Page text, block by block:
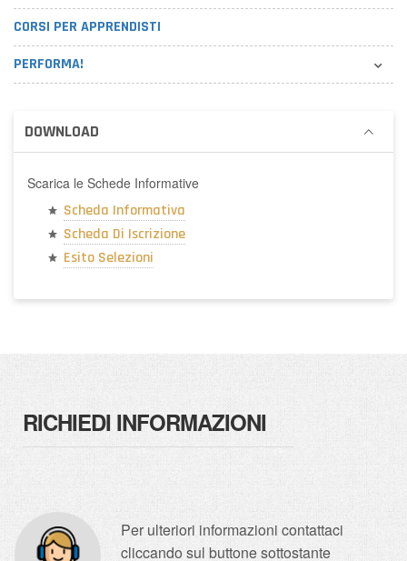
CORSI PER APPRENDISTI
PERFORMA!
DOWNLOAD
Scarica le Schede Informative
Scheda Informativa
Scheda Di Iscrizione
Esito Selezioni
RICHIEDI INFORMAZIONI
Per ulteriori informazioni contattaci
cliccando sul buttone sottostante